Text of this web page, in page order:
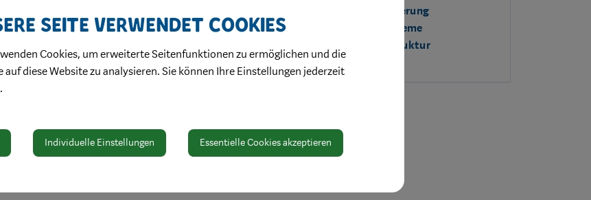
Adresse
Oberer Stadtplatz 28
Datensicherung
ELAK-Systeme
IT-Infrastruktur
Seite verwendet Cookies
Cookies, um erweiterte Seitenfunktionen zu ermöglichen und die
auf diese Website zu analysieren. Sie können Ihre Einstellungen jederzeit
Individuelle Einstellungen Essentielle Cookies akzeptieren